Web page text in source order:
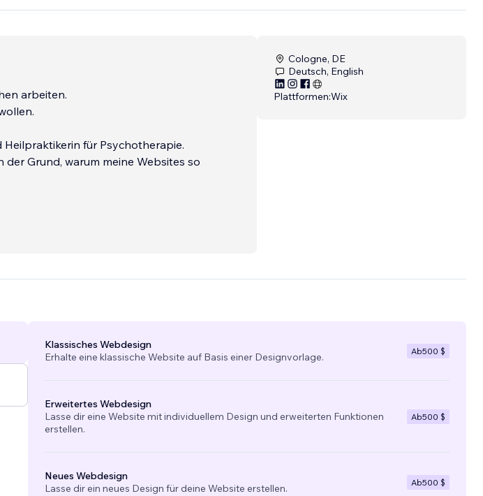
arbeiten.
für Psychotherapie.
Grund, warum meine Websites so
Cologne, DE
Deutsch, English
Plattformen:Wix
Klassisches Webdesign
Erhalte eine klassische Website auf Basis einer Designvorlage.
Ab500 $
Erweitertes Webdesign
Lasse dir eine Website mit individuellem Design und erweiterten Funktionen
erstellen.
Ab500 $
Neues Webdesign
Lasse dir ein neues Design für deine Website erstellen.
Ab500 $